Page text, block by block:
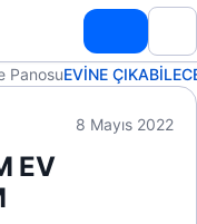
PanosuEVİNE
8 Mayıs 2022
EV